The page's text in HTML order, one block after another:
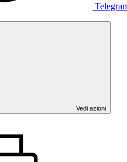
Vedi azioni